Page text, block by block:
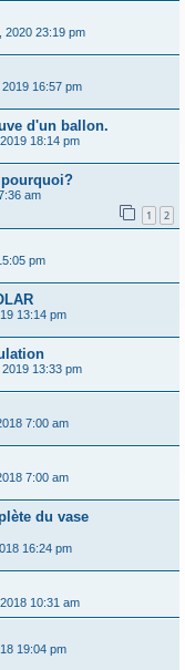
2020 23:19 pm
16:57 pm
d'un ballon.
18:14 pm
am
1 2
pm
13:14 pm
13:33 pm
7:00 am
7:00 am
du vase
16:24 pm
10:31 am
19:04 pm